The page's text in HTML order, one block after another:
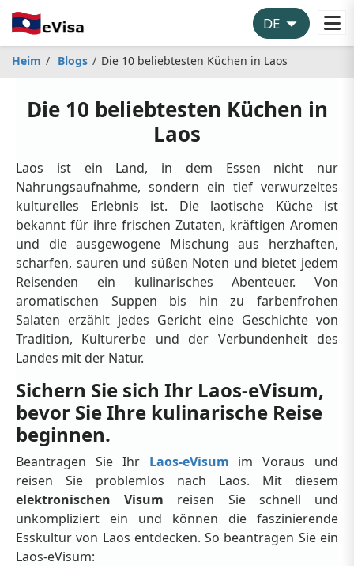
Heim Blogs Die 10 beliebtesten Küchen in Laos
Die 10 beliebtesten Küchen in
Laos
Laos ist ein Land, in dem Essen nicht nur
Nahrungsaufnahme, sondern ein tief verwurzeltes
kulturelles Erlebnis ist. Die laotische Küche ist
bekannt für ihre frischen Zutaten, kräftigen Aromen
und die ausgewogene Mischung aus herzhaften,
scharfen, sauren und süßen Noten und bietet jedem
Reisenden ein kulinarisches Abenteuer. Von
aromatischen Suppen bis hin zu farbenfrohen
Salaten erzählt jedes Gericht eine Geschichte von
Tradition, Kulturerbe und der Verbundenheit des
Landes mit der Natur.
Sichern Sie sich Ihr Laos-eVisum,
bevor Sie Ihre kulinarische Reise
beginnen.
Beantragen Sie Ihr Laos-eVisum im Voraus und
reisen Sie problemlos nach Laos. Mit diesem
elektronischen Visum reisen Sie schnell und
unkompliziert ein und können die faszinierende
Esskultur von Laos entdecken. So beantragen Sie ein
Laos-eVisum: